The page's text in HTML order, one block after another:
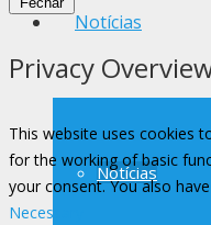
Notícias
Notícias
Privacy
This website uses cookies
for the working of basic
your consent. You also
Necessary